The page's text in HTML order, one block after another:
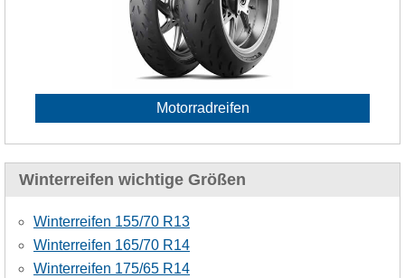
Motorradreifen
Winterreifen wichtige Größen
Winterreifen 155/70 R13
Winterreifen 165/70 R14
Winterreifen 175/65 R14